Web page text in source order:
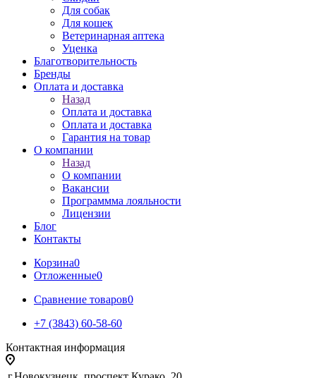
Для собак
Для кошек
Ветеринарная аптека
Уценка
Благотворительность
Бренды
Оплата и доставка
Назад
Оплата и доставка
Оплата и доставка
Гарантия на товар
О компании
Назад
О компании
Вакансии
Программма лояльности
Лицензии
Блог
Контакты
Корзина0
Отложенные0
Сравнение товаров0
+7 (3843) 60-58-60
Контактная информация